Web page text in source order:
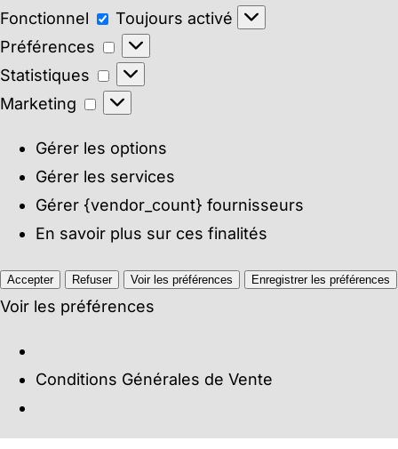
Fonctionnel
Fonctionnel
Toujours activé
Préférences
Préférences
Statistiques
Statistiques
Marketing
Marketing
Gérer les options
Gérer les services
Gérer {vendor_count} fournisseurs
En savoir plus sur ces finalités
Accepter Refuser Voir les préférences Enregistrer les préférences
Voir les préférences
Conditions Générales de Vente